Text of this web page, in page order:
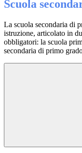
Scuola
La scuola secondaria di
istruzione, articolato in
obbligatori: la scuola
secondaria di primo